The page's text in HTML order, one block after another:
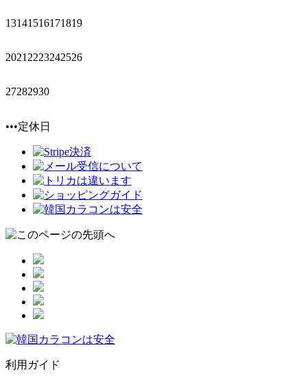
13141516171819
2021 2223242526
27282930
•••定休日
利用ガイド